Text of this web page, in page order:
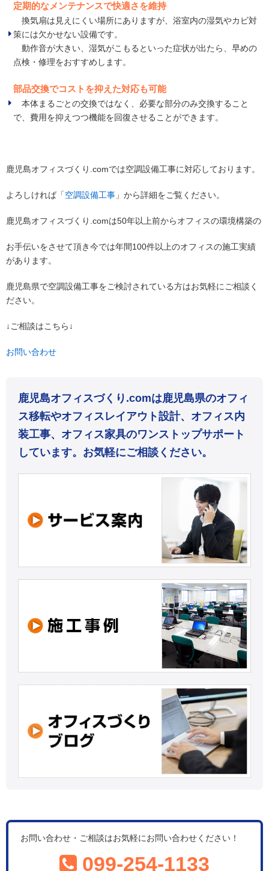
定期的なメンテナンスで快適さを維持
換気扇は見えにくい場所にありますが、浴室内の湿気やカビ対
策には欠かせない設備です。
動作音が大きい、湿気がこもるといった症状が出たら、早めの
点検・修理をおすすめします。
部品交換でコストを抑えた対応も可能
本体まるごとの交換ではなく、必要な部分のみ交換すること
で、費用を抑えつつ機能を回復させることができます。
鹿児島オフィスづくり.comでは空調設備工事に対応しております。
よろしければ「空調設備工事 」から詳細をご覧ください。
鹿児島オフィスづくり.comは50年以上前からオフィスの環境構築の
お手伝いをさせて頂き今では年間100件以上のオフィスの施工実績
があります。
鹿児島県で空調設備工事をご検討されている方はお気軽にご相談く
ださい。
↓ご相談はこちら↓
お問い合わせ
鹿児島オフィスづくり.comは鹿児島県のオフィ
ス移転やオフィスレイアウト設計、オフィス内
装工事、オフィス家具のワンストップサポート
しています。お気軽にご相談ください。
お問い合わせ・ご相談はお気軽にお問い合わせください！
099-254-1133